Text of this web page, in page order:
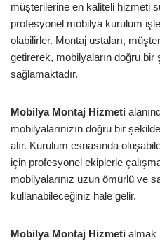
müşterilerine en kaliteli hizmeti
profesyonel mobilya kurulum
olabilirler. Montaj ustaları,
getirerek, mobilyaların doğru bir
sağlamaktadır.
Mobilya Montaj Hizmeti
mobilyalarınızın doğru bir
alır. Kurulum esnasında
için profesyonel ekiplerle
mobilyalarınız uzun ömürlü ve
kullanabileceğiniz hale gelir.
Mobilya Montaj Hizmeti almak